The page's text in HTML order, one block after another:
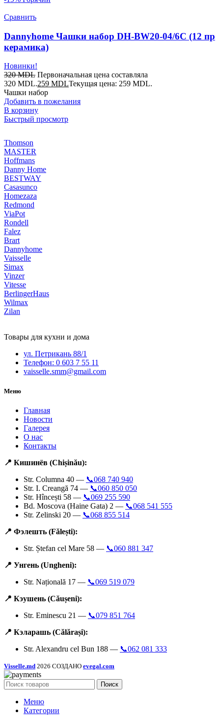
Сравнить
Dannyhome Чашки набор DH-BW20-04/6C (12 пр
керамика)
Новинки!
320MDL Первоначальная цена составляла
320 MDL.259 MDLТекущая цена: 259 MDL.
Чашки набор
Добавить в пожелания
В корзину
Быстрый просмотр
Thomson
MASTER
Hoffmans
Danny Home
BESTWAY
Casasunco
Homezaza
Redmond
ViaPot
Rondell
Falez
Brart
Dannyhome
Vaisselle
Simax
Vinzer
Vitesse
BerlingerHaus
Wilmax
Zilan
Товары для кухни и дома
ул. Петрикань 88/1
Телефон: 0 603 7 55 11
vaisselle.smm@gmail.com
Меню
Главная
Новости
Галерея
О нас
Контакты
📍 Кишинёв (Chișinău):
Str. Columna 40 — 📞068 740 940
Str. I. Creangă 74 — 📞060 850 050
Str. Hîncești 58 — 📞069 255 590
Bd. Moscova (Haine Gata) 2 — 📞068 541 555
Str. Zelinski 20 — 📞068 855 514
📍 Фэлешть (Fălești):
Str. Ștefan cel Mare 58 — 📞060 881 347
📍 Унгень (Ungheni):
Str. Națională 17 — 📞069 519 079
📍 Кэушень (Căușeni):
Str. Eminescu 21 — 📞079 851 764
📍 Кэларашь (Călărași):
Str. Alexandru cel Bun 188 — 📞062 081 333
Visselle.md 2026 СОЗДАНО evegal.com
Поиск
Меню
Категории